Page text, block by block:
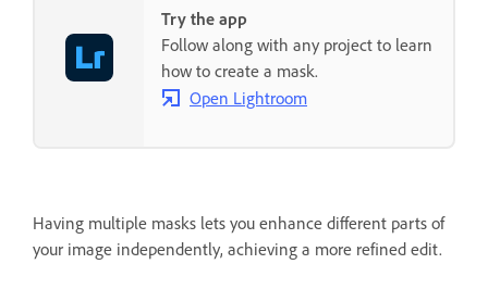
Try the app
Follow along with any project to learn
how to create a mask.
Open Lightroom
Having multiple masks lets you enhance different parts of
your image independently, achieving a more refined edit.